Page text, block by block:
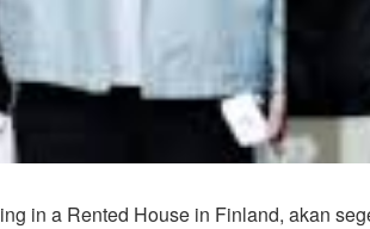
in a Rented House in Finland, akan